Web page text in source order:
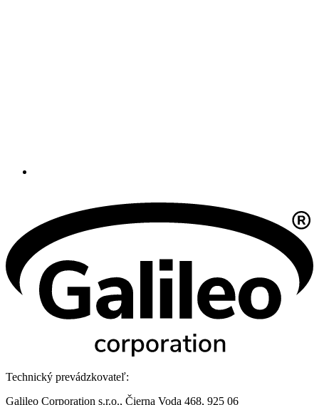
Technický prevádzkovateľ:
Galileo Corporation s.r.o., Čierna Voda 468, 925 06